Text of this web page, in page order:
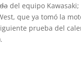
del equipo
que ya tomó la
prueba del